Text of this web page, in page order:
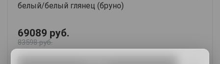
белый/белый глянец (бруно)
69089 руб.
83598 руб.